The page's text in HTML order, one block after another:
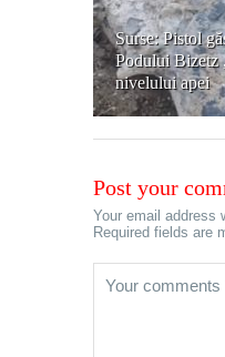
Surse: Pistol
Podului Bizetz
nivelului apei
Post your
Your email address
Required fields are